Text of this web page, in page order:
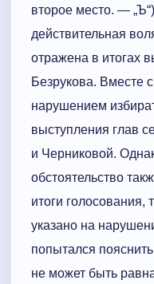
второе место. —
действительная
отражена в итогах
Безрукова. Вместе
нарушением
выступления глав
и Черниковой.
обстоятельство
итоги голосования,
указано на
попытался пояснить
не может быть